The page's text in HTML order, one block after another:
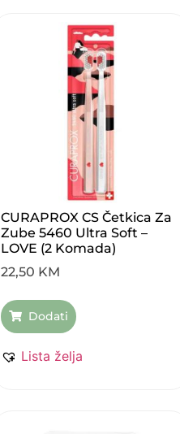
CURAPROX CS Četkica Za
Zube 5460 Ultra Soft –
LOVE (2 Komada)
22,50 KM
Dodati
Lista želja